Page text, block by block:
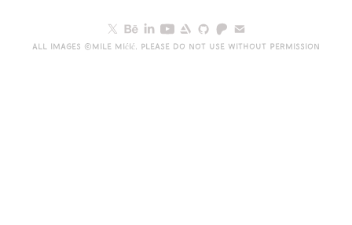
All images ©Mile Mićić. Please do not use without permission